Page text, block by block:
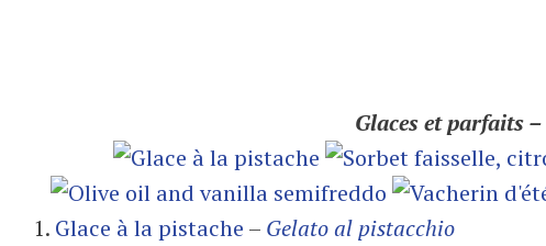
Glaces et parfaits
1. Glace à la pistache – Gelato al pistacchio